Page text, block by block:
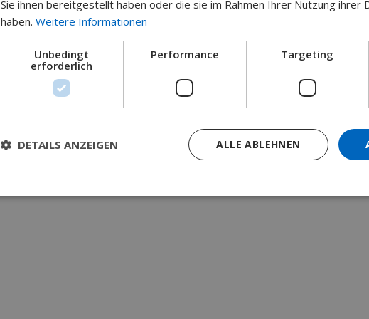
Copyright © 2026 Dächert GmbH Theme von
Sie ihnen bereitgestellt haben oder die sie im Rahmen Ihrer Nutzung ihrer
haben. Weitere Informationen
Unbedingt
erforderlich
Performance Targeting
ALLE ABLEHNEN
DETAILS ANZEIGEN